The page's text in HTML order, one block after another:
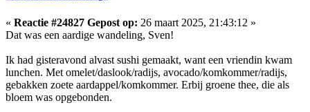
« Reactie #24827 Gepost op: 26 maart 2025, 21:43:12 »
Dat was een aardige wandeling, Sven!
Ik had gisteravond alvast sushi gemaakt, want een vriendin kwam
lunchen. Met omelet/daslook/radijs, avocado/komkommer/radijs,
gebakken zoete aardappel/komkommer. Erbij groene thee, die als
bloem was opgebonden.